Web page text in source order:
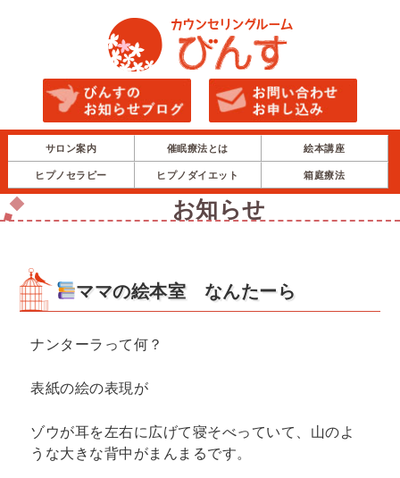
サロン案内 催眠療法とは 絵本講座
ヒプノセラピー ヒプノダイエット 箱庭療法
お知らせ
ママの絵本室 なんたーら
ナンターラって何？
表紙の絵の表現が
ゾウが耳を左右に広げて寝そべっていて、山のよ
うな大きな背中がまんまるです。